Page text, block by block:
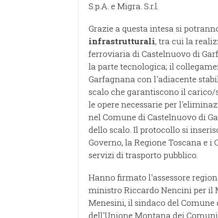
S.p.A. e Migra. S.r.l.
Grazie a questa intesa si
infrastrutturali, tra cui la
ferroviaria di Castelnuovo di
la parte tecnologica; il
Garfagnana con l'adiacente
scalo che garantiscono il
le opere necessarie per
nel Comune di Castelnuovo di
dello scalo. Il protocollo si
Governo, la Regione Toscana e
servizi di trasporto pubblico.
Hanno firmato l'assessore
ministro Riccardo Nencini per il
Menesini, il sindaco del
dell'Unione Montana dei